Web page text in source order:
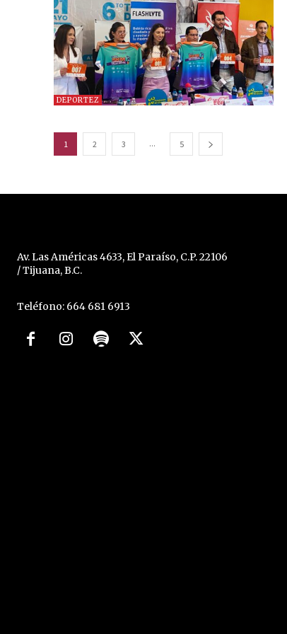
DEPORTEZ
1 2 3 ... 5
Av. Las Américas 4633, El Paraíso, C.P. 22106
/ Tijuana, B.C.
Teléfono: 664 681 6913